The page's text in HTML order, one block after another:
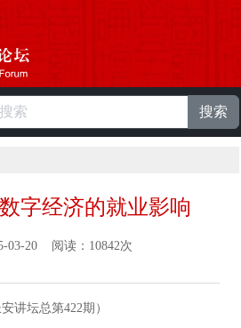
人 |English
搜索
字经济的就业影响
03-20 阅读：10842次
安讲坛总第422期）